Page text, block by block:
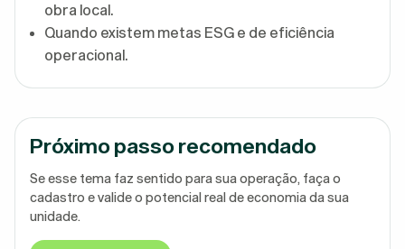
obra local.
Quando existem metas ESG e de eficiência
operacional.
Próximo passo recomendado
Se esse tema faz sentido para sua operação, faça o
cadastro e valide o potencial real de economia da sua
unidade.